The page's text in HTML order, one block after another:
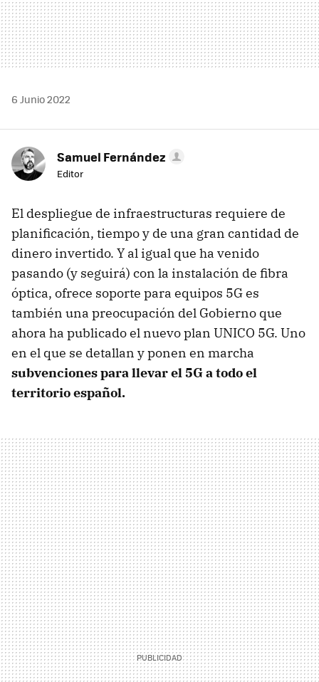
6 Junio 2022
Samuel Fernández
Editor
El despliegue de infraestructuras requiere de
planificación, tiempo y de una gran cantidad de
dinero invertido. Y al igual que ha venido
pasando (y seguirá) con la instalación de fibra
óptica, ofrece soporte para equipos 5G es
también una preocupación del Gobierno que
ahora ha publicado el nuevo plan UNICO 5G. Uno
en el que se detallan y ponen en marcha
subvenciones para llevar el 5G a todo el
territorio español.